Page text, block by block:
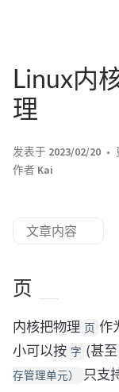
Linux内
理
发表于 2023/02/20
作者 Kai
文章内容
页
内核把物理 页 作
小可以按 字 (甚至
存管理单元）
只支